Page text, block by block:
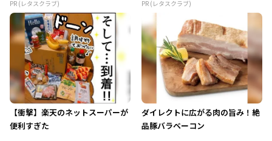
PR (レタスクラブ) PR (レタスクラブ)
【衝撃】楽天のネットスーパーが
便利すぎた
ダイレクトに広がる肉の旨み！絶
品豚バラベーコン